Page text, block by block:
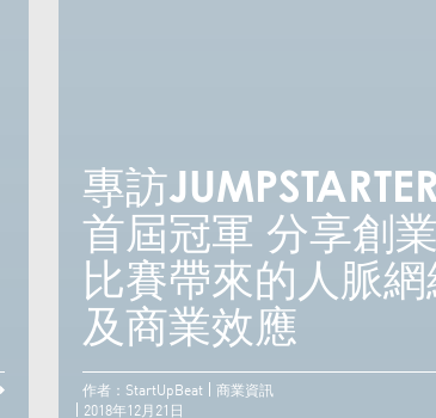
第二屆大型創業盛典
JUMPSTARTER門票
現正公開發售
專訪
首屆冠軍 分享創業
比賽帶來的人脈網
及商業效應
作者：StartUpBeat
商業資訊
2018年12月21日